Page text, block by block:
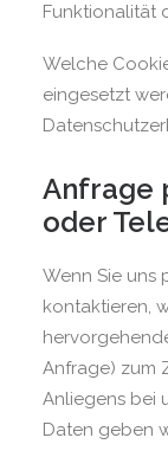
Funktionalität
Welche
eingesetzt
Anfrage
oder
Wenn Sie uns
kontaktieren,
Anfrage) zum
Anliegens bei
Daten geben